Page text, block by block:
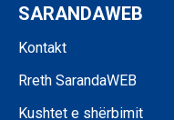
SARANDAWEB
Kontakt
Rreth SarandaWEB
Kushtet e shërbimit